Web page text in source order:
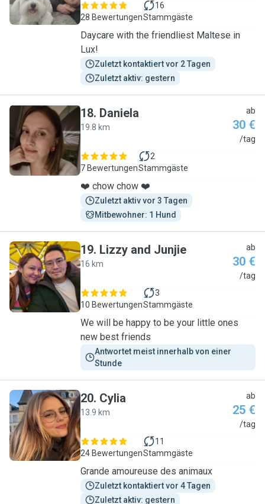
28 Bewertungen
16
Stammgäste
Daycare with the friendliest Maltese in
Lux!
Zuletzt kontaktiert vor 2 Tagen
Zuletzt aktiv: gestern
D
18. Daniela
19.8 km
ab
30 €
/tag
7 Bewertungen
2
Stammgäste
❤️ chow chow ❤️
Zuletzt aktiv vor 3 Tagen
Mitbewohner: 1 Hund
L
19. Lizzy and Junjie
16 km
ab
30 €
/tag
10 Bewertungen
3
Stammgäste
We will be happy to be your little ones
new best friends
Antwortet meist innerhalb von einer
Stunde
C
20. Cylia
13.9 km
ab
25 €
/tag
24 Bewertungen
11
Stammgäste
Grande amoureuse des animaux
Zuletzt kontaktiert vor 4 Tagen
Zuletzt aktiv: gestern